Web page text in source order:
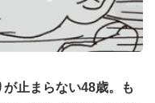
止まらない48歳。も